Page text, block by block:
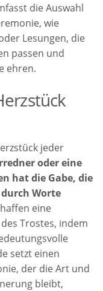
die Auswahl
wie
Lesungen, die
passen und
ehren.
jeder
oder eine
hat die Gabe, die
Worte
eine
Trostes, indem
setzt einen
der die Art und
bleibt,